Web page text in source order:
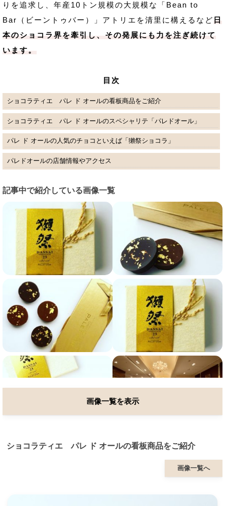
りを追求し、年産10トン規模の大規模な「Bean to
Bar（ビーントゥバー）」アトリエを清里に構えるなど 日
本のショコラ界を牽引し、その発展にも力を注ぎ続けて
います。
目次
ショコラティエ パレ ド オールの看板商品をご紹介
ショコラティエ パレ ド オールのスペシャリテ「パレドオール」
パレ ド オールの人気のチョコといえば「獺祭ショコラ」
パレドオールの店舗情報やアクセス
記事中で紹介している画像一覧
画像一覧を表示
ショコラティエ パレ ド オールの看板商品をご紹介
画像一覧へ